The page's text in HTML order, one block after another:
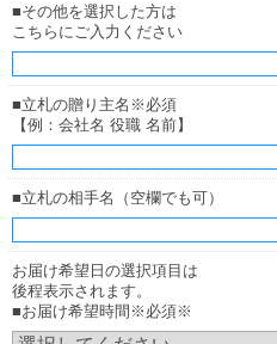
（正面からみたイメージ）
木調ボード
お花の下（花の中）に立ててご用意致
■その他を選択した方は
こちらにご入力ください
■立札の贈り主名※必須
【例：会社名 役職 名前】
■立札の相手名（空欄でも可）
お届け希望日の選択項目は
後程表示されます。
■お届け希望時間※必須※